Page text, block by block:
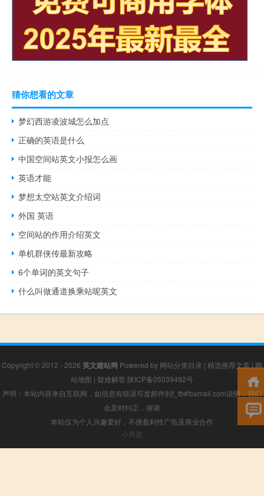
猜你想看的文章
梦幻西游凌波城怎么加点
正确的英语是什么
中国空间站英文小报怎么画
英语才能
梦想太空站英文介绍词
外国 英语
空间站的作用介绍英文
单机群侠传最新攻略
6个单词的英文句子
什么叫做通道换乘站呢英文
Copyright © 2012 - 2026 英文建站网 Powered by 网站分类目录 | 精选推荐文章 | 网
站地图 | 疑难解答 陕ICP备05039492号
声明：本站内容来自互联网，如信息有错误可发邮件到f_fb#foxmail.com说明，我们
会及时纠正，谢谢
本站仅为个人兴趣爱好，不接盈利性广告及商业合作
小男孩